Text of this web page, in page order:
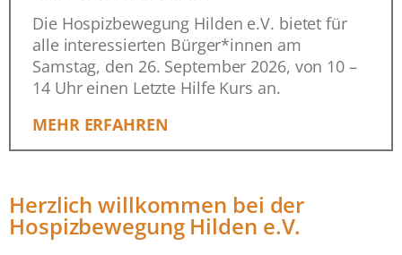
Die Hospizbewegung Hilden e.V. bietet für
alle interessierten Bürger*innen am
Samstag, den 26. September 2026, von 10 –
14 Uhr einen Letzte Hilfe Kurs an.
MEHR ERFAHREN
Herzlich willkommen bei der
Hospizbewegung Hilden e.V.